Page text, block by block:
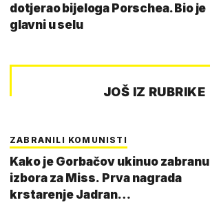
dotjerao bijeloga Porschea. Bio je
glavni u selu
JOŠ IZ RUBRIKE
ZABRANILI KOMUNISTI
Kako je Gorbačov ukinuo zabranu
izbora za Miss. Prva nagrada
krstarenje Jadran…